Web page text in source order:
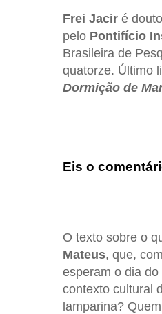
Frei Jaciré
pelo Pontifício
Brasileira de
quatorze. Último
Dormição de
Eis o
O texto sobre o
Mateus, que,
esperam o dia
contexto cultural
lamparina?